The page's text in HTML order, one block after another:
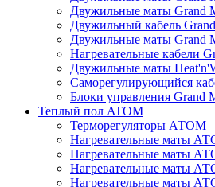
Двужильные маты Grand
Двужильный кабель
Двужильные маты Grand
Нагревательные кабели
Двужильные маты
Саморегулирующийся
Блоки управления Grand
Теплый пол ATOM
Терморегуляторы АТОМ
Нагревательные маты
Нагревательные маты
Нагревательные маты
Нагревательные маты